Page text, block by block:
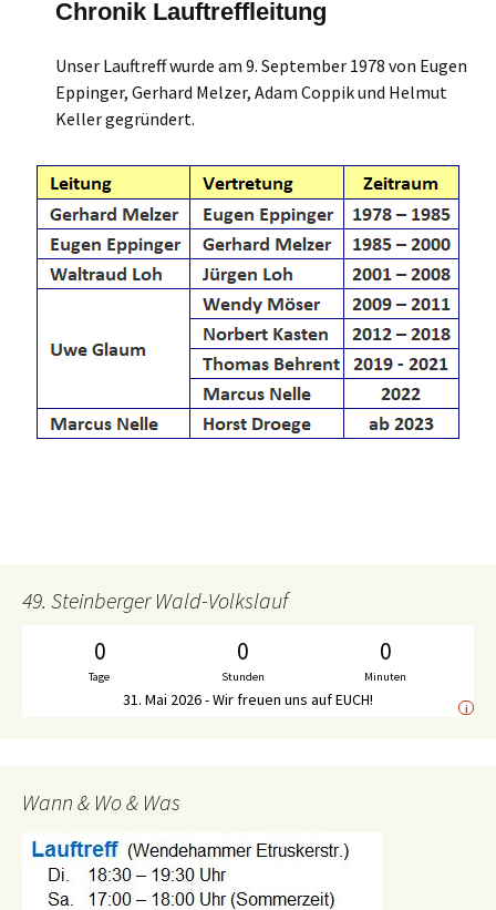
Chronik Lauftreffleitung
Unser Lauftreff wurde am 9. September 1978 von Eugen
Eppinger, Gerhard Melzer, Adam Coppik und Helmut
Keller gegründert.
49. Steinberger Wald-Volkslauf
0
Tage
0
Stunden
0
Minuten
31. Mai 2026 - Wir freuen uns auf EUCH! i
Wann & Wo & Was